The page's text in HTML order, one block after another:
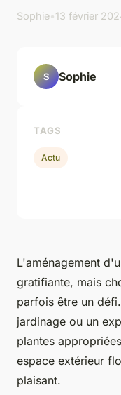
Sophie•13 février
L'aménagement
gratifiante, mais
parfois être un
jardinage ou un
plantes
espace extérieur
plaisant.
S Sophie
TAGS
Actu